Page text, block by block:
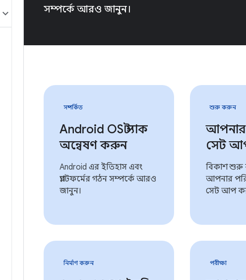
সম্পর্কে আরও জানুন।
সম্পর্কিত
Android OS স্ট্যাক
অন্বেষণ করুন
Android এর ইতিহাস এবং
প্ল্যাটফর্মের গঠন সম্পর্কে আরও
জানুন।
শুরু করুন
আপনার
সেট
বিকাশ
আপনার
সেট আপ
নির্মাণ করুন পরীক্ষা